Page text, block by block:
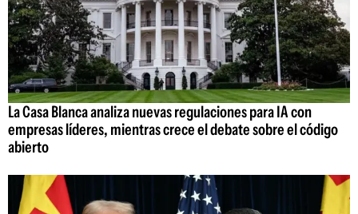
La Casa Blanca analiza nuevas regulaciones para IA con
empresas líderes, mientras crece el debate sobre el código
abierto